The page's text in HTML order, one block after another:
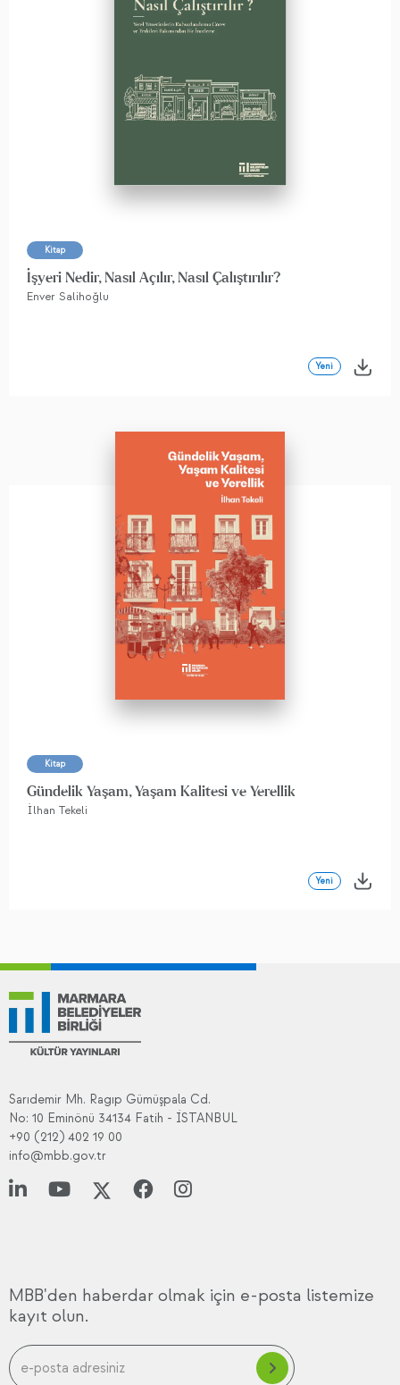
Kitap
İşyeri Nedir, Nasıl Açılır, Nasıl Çalıştırılır?
Enver Salihoğlu
Yeni
Kitap
Gündelik Yaşam, Yaşam Kalitesi ve Yerellik
İlhan Tekeli
Yeni
Sarıdemir Mh. Ragıp Gümüşpala Cd.
No: 10 Eminönü 34134 Fatih - İSTANBUL
+90 (212) 402 19 00
info@mbb.gov.tr
MBB'den haberdar olmak için e-posta listemize
kayıt olun.